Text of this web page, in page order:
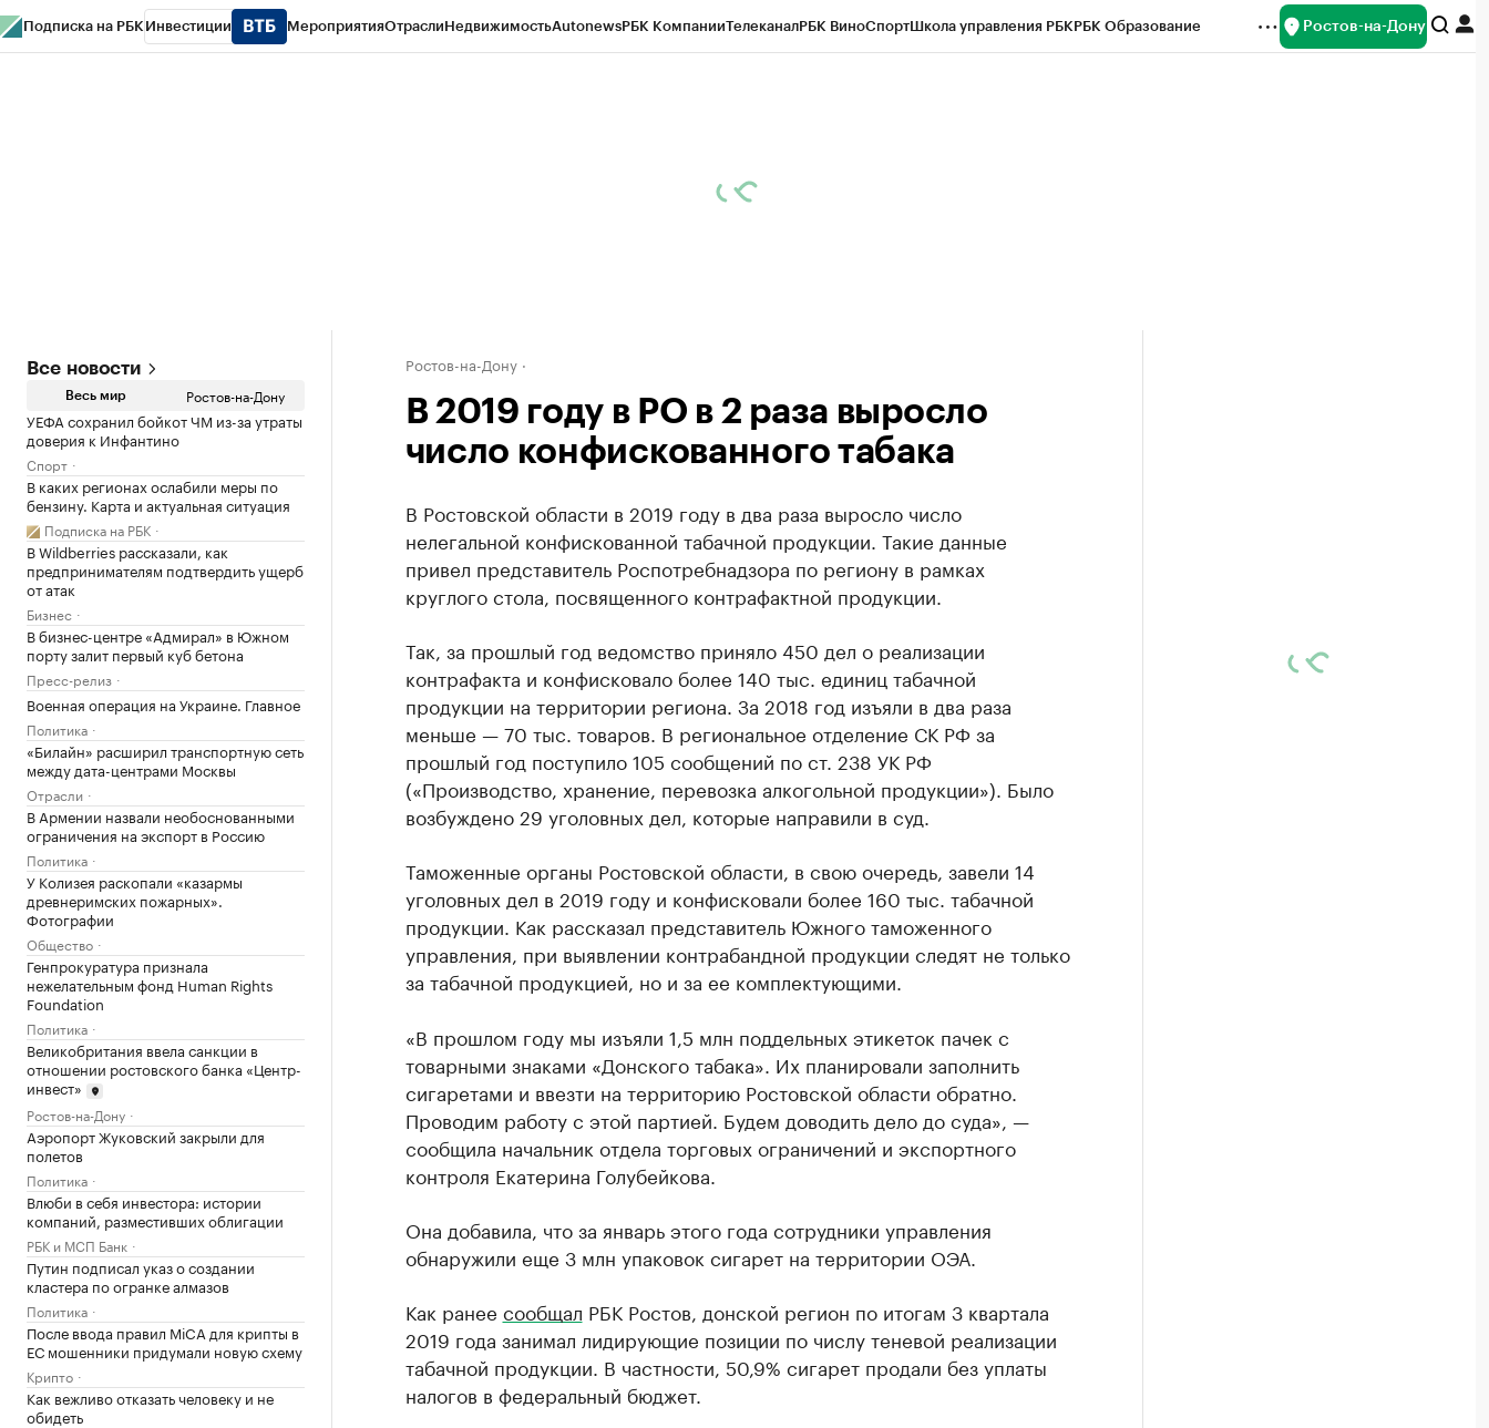
Подписка на РБК Инвестиции МероприятияОтраслиНедвижимостьAutonewsРБК КомпанииТелеканалРБК ВиноСпортШкола управления РБКРБК Образование Ростов-на-Дону
Все новости
Весь мир Ростов-на-Дону
УЕФА сохранил бойкот ЧМ из-за утраты
доверия к Инфантино
Спорт
В каких регионах ослабили меры по
бензину. Карта и актуальная ситуация
Подписка на РБК
В Wildberries рассказали, как
предпринимателям подтвердить ущерб
от атак
Бизнес
В бизнес-центре «Адмирал» в Южном
порту залит первый куб бетона
Пресс-релиз
Военная операция на Украине. Главное
Политика
«Билайн» расширил транспортную сеть
между дата-центрами Москвы
Отрасли
В Армении назвали необоснованными
ограничения на экспорт в Россию
Политика
У Колизея раскопали «казармы
древнеримских пожарных».
Фотографии
Общество
Генпрокуратура признала
нежелательным фонд Human Rights
Foundation
Политика
Великобритания ввела санкции в
отношении ростовского банка «Центр-
инвест»
Ростов-на-Дону
Аэропорт Жуковский закрыли для
полетов
Политика
Влюби в себя инвестора: истории
компаний, разместивших облигации
РБК и МСП Банк
Путин подписал указ о создании
кластера по огранке алмазов
Политика
После ввода правил MiCA для крипты в
ЕС мошенники придумали новую схему
Крипто
Как вежливо отказать человеку и не
обидеть
Ростов-на-Дону
В 2019 году в РО в 2 раза выросло
число конфискованного табака
В Ростовской области в 2019 году в два раза выросло число
нелегальной конфискованной табачной продукции. Такие данные
привел представитель Роспотребнадзора по региону в рамках
круглого стола, посвященного контрафактной продукции.
Так, за прошлый год ведомство приняло 450 дел о реализации
контрафакта и конфисковало более 140 тыс. единиц табачной
продукции на территории региона. За 2018 год изъяли в два раза
меньше — 70 тыс. товаров. В региональное отделение СК РФ за
прошлый год поступило 105 сообщений по ст. 238 УК РФ
(«Производство, хранение, перевозка алкогольной продукции»). Было
возбуждено 29 уголовных дел, которые направили в суд.
Таможенные органы Ростовской области, в свою очередь, завели 14
уголовных дел в 2019 году и конфисковали более 160 тыс. табачной
продукции. Как рассказал представитель Южного таможенного
управления, при выявлении контрабандной продукции следят не только
за табачной продукцией, но и за ее комплектующими.
«В прошлом году мы изъяли 1,5 млн поддельных этикеток пачек с
товарными знаками «Донского табака». Их планировали заполнить
сигаретами и ввезти на территорию Ростовской области обратно.
Проводим работу с этой партией. Будем доводить дело до суда», —
сообщила начальник отдела торговых ограничений и экспортного
контроля Екатерина Голубейкова.
Она добавила, что за январь этого года сотрудники управления
обнаружили еще 3 млн упаковок сигарет на территории ОЭА.
Как ранее сообщал РБК Ростов, донской регион по итогам 3 квартала
2019 года занимал лидирующие позиции по числу теневой реализации
табачной продукции. В частности, 50,9% сигарет продали без уплаты
налогов в федеральный бюджет.